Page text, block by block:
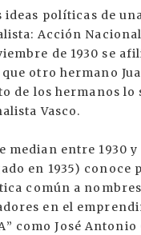
políticas de
Acción
de 1930 se
otro hermano
de los hermanos lo
Vasco.
median entre 1930 y
en 1935) conoce
común a
en el
como José